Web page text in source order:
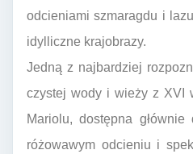
odcieniami szmaragdu i
idylliczne krajobrazy.
Jedną z najbardziej
czystej wody i wieży z XVI
Mariolu, dostępna
różowawym odcieniu i